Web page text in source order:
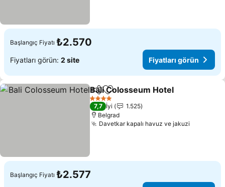
Başlangıç Fiyatı ₺2.570
Fiyatları görün: 2 site Fiyatları görün
PaylaşFavorilerime ekle
Bali Colosseum Hotel
4 Yıldız
7,7 İyi
1.525
Belgrad
Davetkar kapalı havuz ve jakuzi
Başlangıç Fiyatı ₺2.577